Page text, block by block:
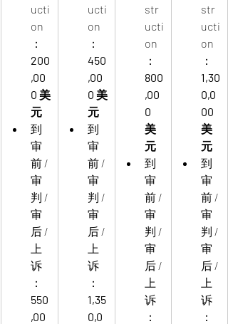
ucti
on
：
200
,00
0 美
元
到
审
前 /
审
判 /
审
后 /
上
诉
：
550
,00
ucti
on
：
450
,00
0 美
元
到
审
前 /
审
判 /
审
后 /
上
诉
：
1,35
0,0
str
ucti
on
：
800
,00
0
美
元
到
审
前 /
审
判 /
审
后 /
上
诉
：
str
ucti
on
：
1,30
0,0
00
美
元
到
审
前 /
审
判 /
审
后 /
上
诉
：